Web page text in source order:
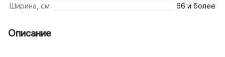
Ширина, см
66 и более
Описание